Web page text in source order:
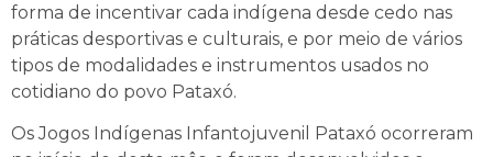
forma de incentivar cada indígena desde cedo nas
práticas desportivas e culturais, e por meio de vários
tipos de modalidades e instrumentos usados no
cotidiano do povo Pataxó.
Os Jogos Indígenas Infantojuvenil Pataxó ocorreram